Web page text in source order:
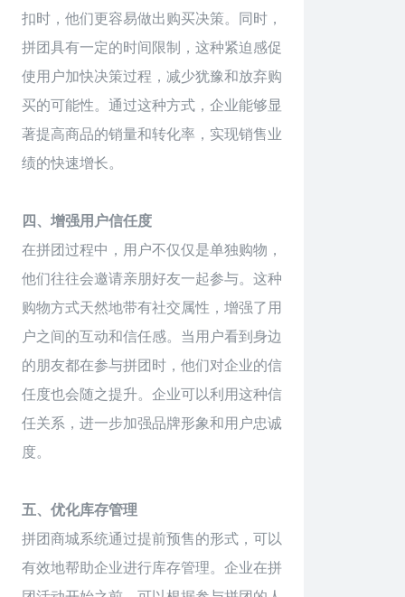
扣时，他们更容易做出购买决策。同时，
拼团具有一定的时间限制，这种紧迫感促
使用户加快决策过程，减少犹豫和放弃购
买的可能性。通过这种方式，企业能够显
著提高商品的销量和转化率，实现销售业
绩的快速增长。
四、增强用户信任度
在拼团过程中，用户不仅仅是单独购物，
他们往往会邀请亲朋好友一起参与。这种
购物方式天然地带有社交属性，增强了用
户之间的互动和信任感。当用户看到身边
的朋友都在参与拼团时，他们对企业的信
任度也会随之提升。企业可以利用这种信
任关系，进一步加强品牌形象和用户忠诚
度。
五、优化库存管理
拼团商城系统通过提前预售的形式，可以
有效地帮助企业进行库存管理。企业在拼